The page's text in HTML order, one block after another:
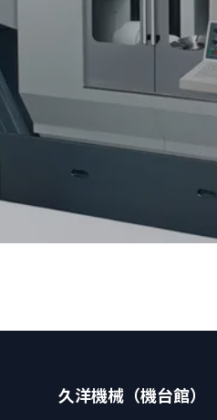
久洋機械（機台館）